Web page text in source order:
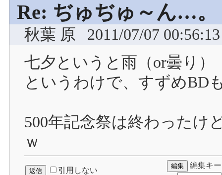
Re: ぢゅぢゅ～ん…。
秋葉 原
2011/07/07 00:56:13
七夕というと雨（or曇り）
というわけで、すずめBD
500年記念祭は終わったけ
ｗ
引用しない
編集キー